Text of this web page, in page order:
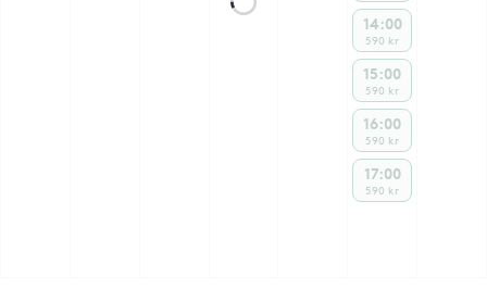
14:00
590 kr
15:00
590 kr
16:00
590 kr
17:00
590 kr